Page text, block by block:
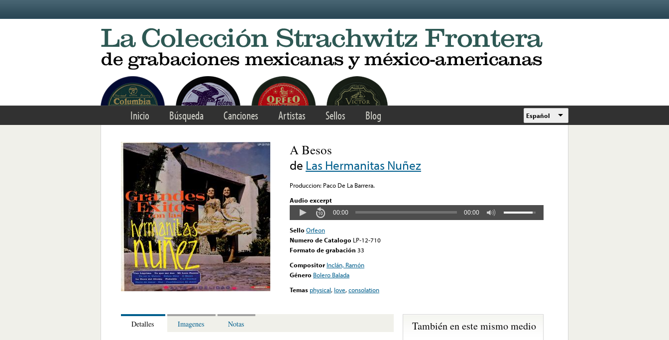
Inicio Búsqueda Canciones Artistas Sellos Blog Español
A Besos
de Las Hermanitas Nuñez
Produccion: Paco De La Barrera.
Audio excerpt
00:00 00:00
Sello Orfeon
Numero de Catalogo LP-12-710
Formato de grabación 33
Compositor Inclán, Ramón
Género Bolero Balada
Temas physical, love,consolation
Detalles Imagenes Notas También en este mismo medio